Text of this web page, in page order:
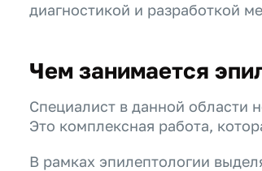
диагностикой и разработкой
Чем занимается
Специалист в данной области
Это комплексная работа,
В рамках эпилептологии